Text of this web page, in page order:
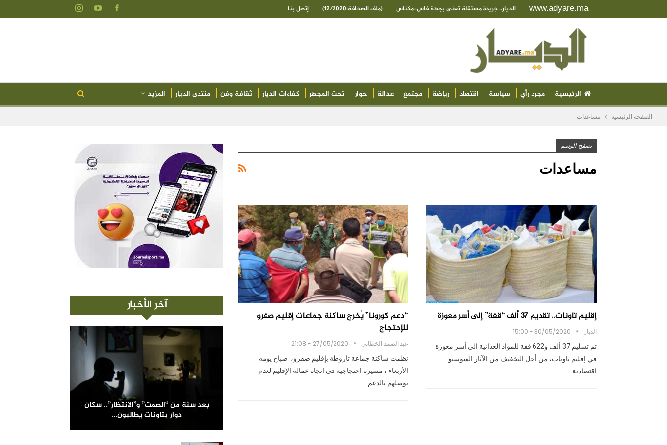
www.adyare.ma الديار.. جريدة مستقلة تعنى بجهة فاس-مكناس (ملف الصحافة:12/2020) إتصل بنا
الرئيسية مجرد رأي سياسة اقتصاد رياضة مجتمع عدالة حوار تحت المجهر كفاءات الديار ثقافة وفن منتدى الديار المزيد
الصفحة الرئيسية مساعدات
تصفح الوسم
مساعدات
إقليم تاونات.. تقديم 37 ألف “قفة” إلى أسر معوزة
الديار 30/05/2020 - 15:00
تم تسليم 37 ألف و622 قفة للمواد الغذائية الى أسر معوزة
في إقليم تاونات، من أجل التخفيف من الآثار السوسيو
اقتصادية…
“دعم كورونا” يُخرج ساكنة جماعات إقليم صفرو
للإحتجاج
عبد الصمد الخطابي 27/05/2020 - 21:08
نظمت ساكنة جماعة تازوطة بإقليم صفرو، صباح يومه
الأربعاء ، مسيرة احتجاجية في اتجاه عمالة الإقليم لعدم
توصلهم بالدعم…
آخر الأخبار
بعد سنة من “الصمت” و”الانتظار”.. سكان
دوار بتاونات يطالبون…